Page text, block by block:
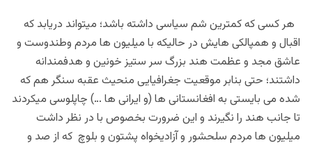
هر کسی که کمترین شم سیاسی داشته باشد؛ میتواند دریابد که
اقبال و همپالکی هایش در حالیکه با میلیون ها مردم وطندوست و
عاشق مجد و عظمت هند بزرگ سر ستیز خونین و هدفمندانه
داشتند؛ حتی بنابر موقعیت جغرافیایی منحیث عقبه سنگر هم که
شده می بایستی به افغانستانی ها (و ایرانی ها …) چاپلوسی میکردند
تا جانب هند را نگیرند و این ضرورت بخصوص با در نظر داشت
میلیون ها مردم سلحشور و آزادیخواه پشتون و بلوچ که از صد و